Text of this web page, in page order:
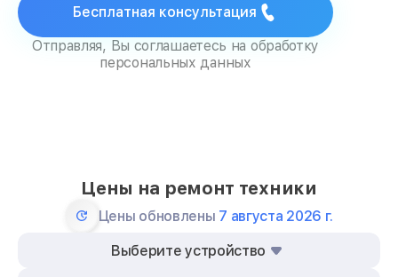
Бесплатная консультация
Отправляя, Вы соглашаетесь на обработку
персональных данных
Цены на ремонт техники
Цены обновлены 7 августа 2026 г.
Выберите устройство